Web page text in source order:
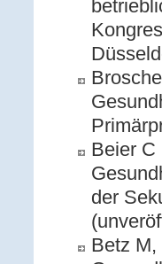
Beier C
der
Betz